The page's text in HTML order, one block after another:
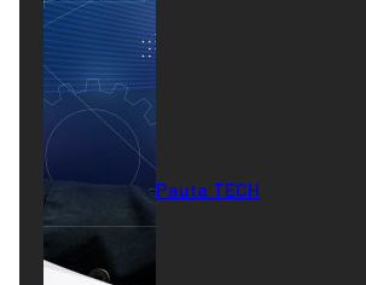
Pauta TECH